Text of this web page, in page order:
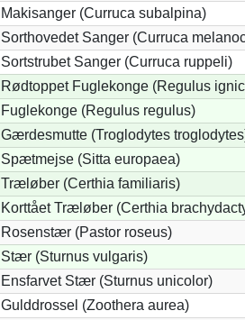
Makisanger (Curruca subalpina)
Sorthovedet Sanger (Curruca
Sortstrubet Sanger (Curruca ruppeli)
Rødtoppet Fuglekonge (Regulus
Fuglekonge (Regulus regulus)
Gærdesmutte (Troglodytes
Spætmejse (Sitta europaea)
Træløber (Certhia familiaris)
Korttået Træløber (Certhia
Rosenstær (Pastor roseus)
Stær (Sturnus vulgaris)
Ensfarvet Stær (Sturnus unicolor)
Gulddrossel (Zoothera aurea)